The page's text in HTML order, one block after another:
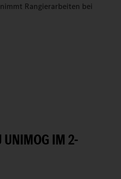
Rangierarbeiten bei
UNIMOG IM 2-